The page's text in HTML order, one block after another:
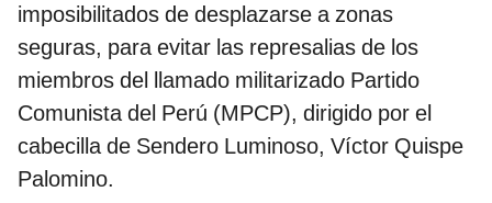
imposibilitados de desplazarse a zonas
seguras, para evitar las represalias de los
miembros del llamado militarizado Partido
Comunista del Perú (MPCP), dirigido por el
cabecilla de Sendero Luminoso, Víctor Quispe
Palomino.